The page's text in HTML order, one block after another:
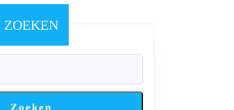
ZOEKEN
Zoeken